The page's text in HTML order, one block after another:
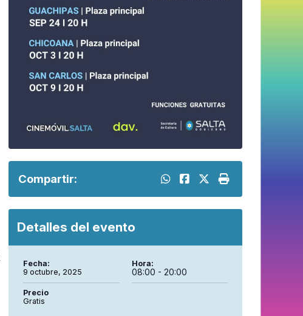
Compartir:
Detalles del evento
Fecha:
9 octubre, 2025
Hora:
08:00 - 20:00
Precio
Gratis